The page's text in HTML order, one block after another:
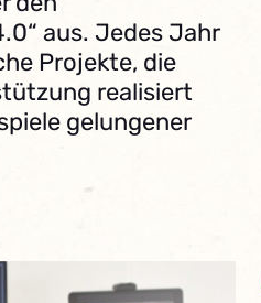
aus. Jedes Jahr
Projekte, die
realisiert
gelungener